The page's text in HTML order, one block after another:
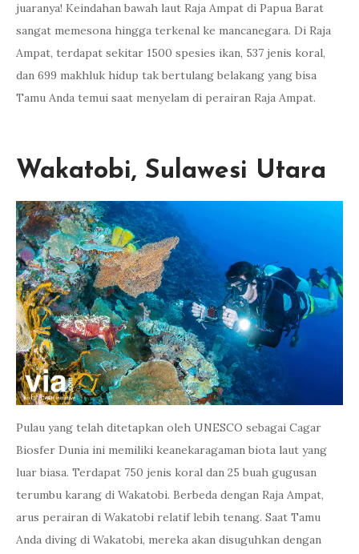
juaranya! Keindahan bawah laut Raja Ampat di Papua Barat
sangat memesona hingga terkenal ke mancanegara. Di Raja
Ampat, terdapat sekitar 1500 spesies ikan, 537 jenis koral,
dan 699 makhluk hidup tak bertulang belakang yang bisa
Tamu Anda temui saat menyelam di perairan Raja Ampat.
Wakatobi, Sulawesi Utara
Pulau yang telah ditetapkan oleh UNESCO sebagai Cagar
Biosfer Dunia ini memiliki keanekaragaman biota laut yang
luar biasa. Terdapat 750 jenis koral dan 25 buah gugusan
terumbu karang di Wakatobi. Berbeda dengan Raja Ampat,
arus perairan di Wakatobi relatif lebih tenang. Saat Tamu
Anda diving di Wakatobi, mereka akan disuguhkan dengan